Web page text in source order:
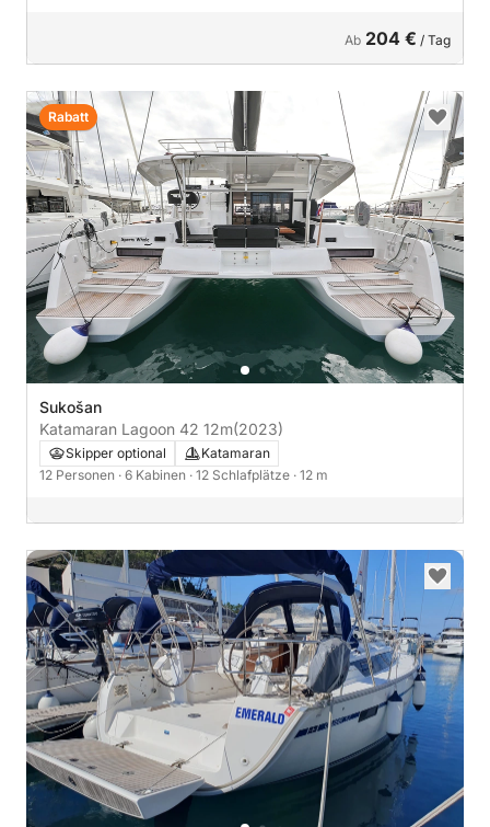
Ab 204 € / Tag
Sukošan
Katamaran Lagoon 42 12m(2023)
Skipper optional
Katamaran
12 Personen · 6 Kabinen · 12 Schlafplätze · 12 m
Rabatt